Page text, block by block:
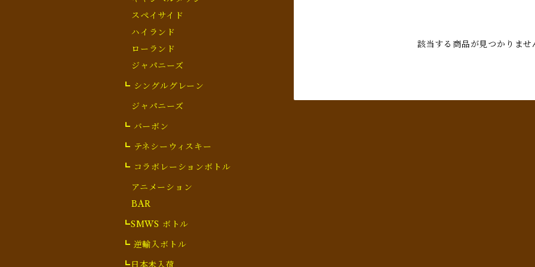
該当する商品が見つかりませ
スペイサイド
ハイランド
ローランド
ジャパニーズ
┗ シングルグレーン
ジャパニーズ
┗ バーボン
┗ テネシーウィスキー
┗ コラボレーションボトル
アニメーション
BAR
┗SMWS ボトル
┗ 逆輸入ボトル
┗日本未入荷